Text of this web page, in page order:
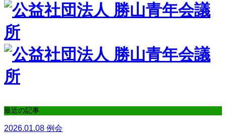
最近の記事
2026.01.08 例会